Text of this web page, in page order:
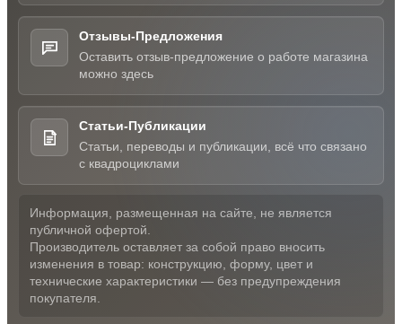
Отзывы-Предложения
Оставить отзыв-предложение о работе магазина
можно здесь
Статьи-Публикации
Статьи, переводы и публикации, всё что связано
с квадроциклами
Информация, размещенная на сайте, не является
публичной офертой.
Производитель оставляет за собой право вносить
изменения в товар: конструкцию, форму, цвет и
технические характеристики — без предупреждения
покупателя.